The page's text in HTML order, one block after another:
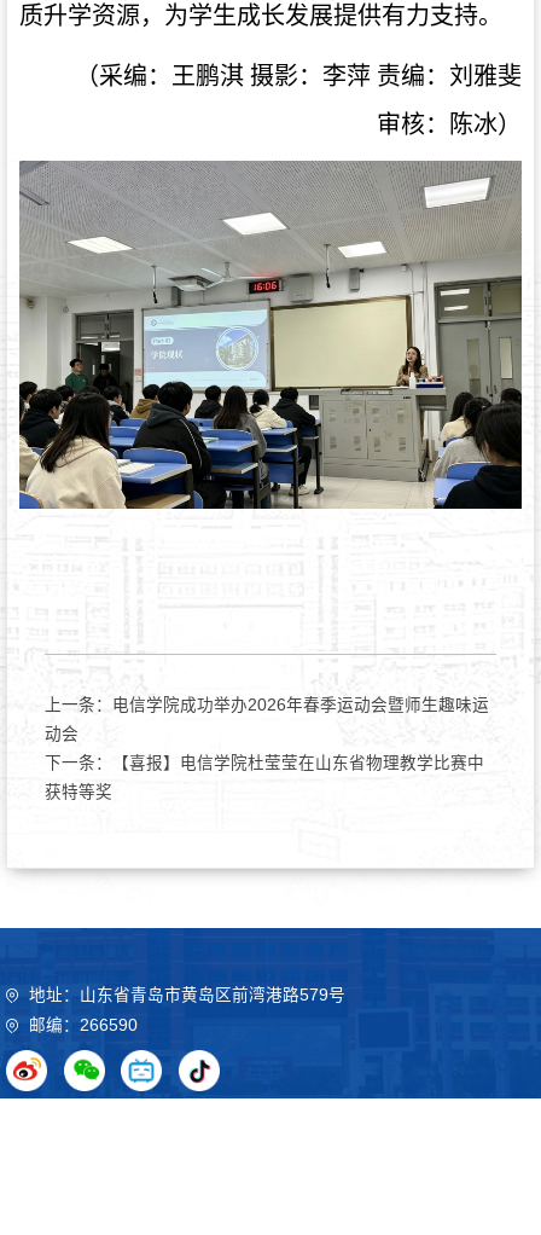
质升学资源，为学生成长发展提供有力支持。
（采编：王鹏淇 摄影：李萍 责编：刘雅斐
审核：陈冰）
上一条： 电信学院成功举办2026年春季运动会暨师生趣味运
动会
下一条：
【喜报】电信学院杜莹莹在山东省物理教学比赛中
获特等奖
地址：山东省青岛市黄岛区前湾港路579号
邮编：266590